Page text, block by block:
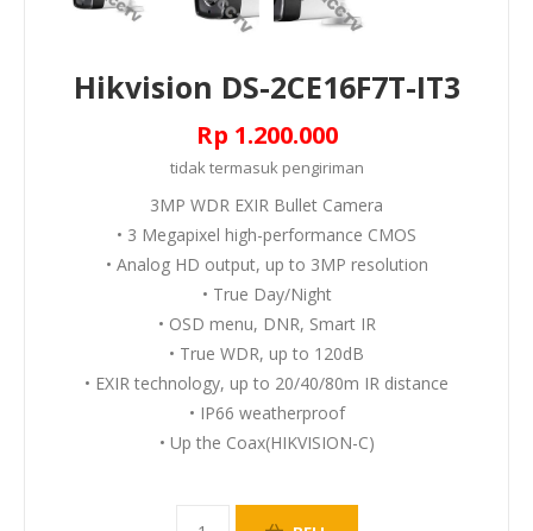
Hikvision DS-2CE16F7T-IT3
Rp 1.200.000
tidak termasuk pengiriman
3MP WDR EXIR Bullet Camera
• 3 Megapixel high-performance CMOS
• Analog HD output, up to 3MP resolution
• True Day/Night
• OSD menu, DNR, Smart IR
• True WDR, up to 120dB
• EXIR technology, up to 20/40/80m IR distance
• IP66 weatherproof
• Up the Coax(HIKVISION-C)